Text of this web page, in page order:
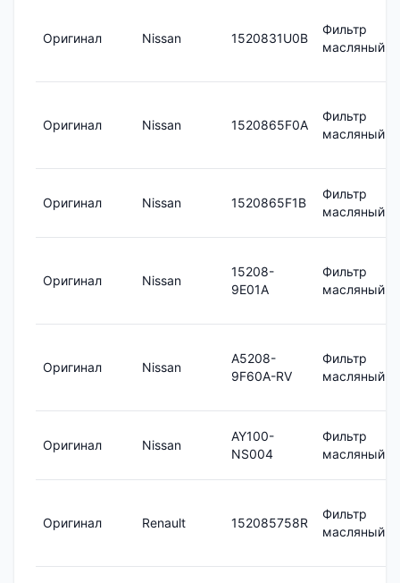
Оригинал Nissan 1520831U0B
Фильтр
масляный
Оригинал Nissan 1520865F0A
Фильтр
масляный
Оригинал Nissan 1520865F1B
Фильтр
масляный
Оригинал Nissan
15208-
9E01A
Фильтр
масляный
Оригинал Nissan
A5208-
9F60A-RV
Фильтр
масляный
Оригинал Nissan
AY100-
NS004
Фильтр
масляный
Оригинал Renault 152085758R
Фильтр
масляный